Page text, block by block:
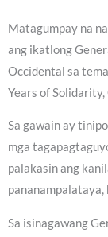
Matagumpay na
ang ikatlong
Occidental sa
Years of
Sa gawain ay
mga
palakasin ang
pananampalataya,
Sa isinagawang